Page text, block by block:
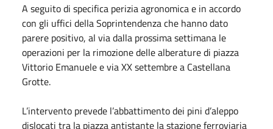
A seguito di specifica perizia agronomica e in accordo
con gli uffici della Soprintendenza che hanno dato
parere positivo, al via dalla prossima settimana le
operazioni per la rimozione delle alberature di piazza
Vittorio Emanuele e via XX settembre a Castellana
Grotte.
L’intervento prevede l’abbattimento dei pini d’aleppo
dislocati tra la piazza antistante la stazione ferroviaria